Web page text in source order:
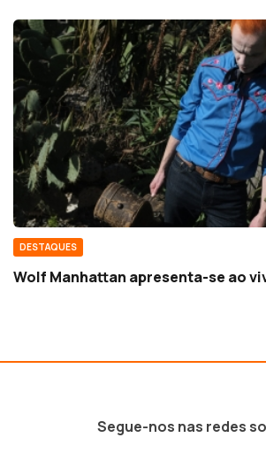
DESTAQUES
Wolf Manhattan apresenta-se ao
Segue-nos nas redes